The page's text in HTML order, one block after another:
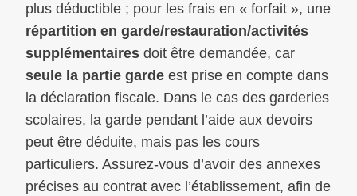
plus déductible ; pour les frais en « forfait », une
répartition en garde/restauration/activités
supplémentaires doit être demandée, car
seule la partie garde est prise en compte dans
la déclaration fiscale. Dans le cas des garderies
scolaires, la garde pendant l’aide aux devoirs
peut être déduite, mais pas les cours
particuliers. Assurez-vous d’avoir des annexes
précises au contrat avec l’établissement, afin de